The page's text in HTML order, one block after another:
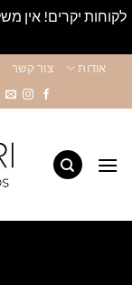
content
אודות צור קשר